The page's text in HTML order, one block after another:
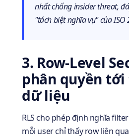
nhất chống insider threat,
"tách biệt nghĩa vụ" của ISO
3. Row-Level
phân quyền
dữ liệu
RLS cho phép định nghĩa
mỗi user chỉ thấy row liên